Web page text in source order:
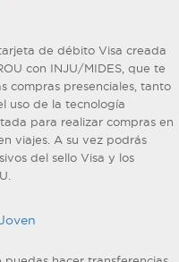
de débito Visa creada
con INJU/MIDES, que te
compras presenciales, tanto
uso de la tecnología
para realizar compras en
viajes. A su vez podrás
del sello Visa y los